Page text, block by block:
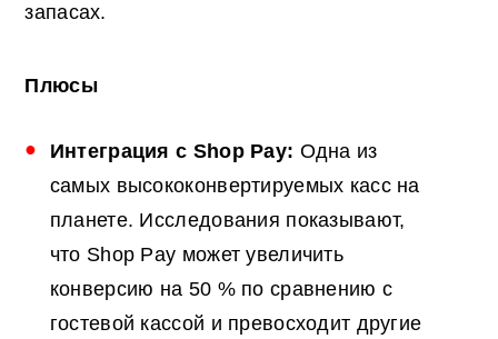
запасах.
Плюсы
Интеграция с Shop Pay: Одна из
самых высококонвертируемых касс на
планете. Исследования показывают,
что Shop Pay может увеличить
конверсию на 50 % по сравнению с
гостевой кассой и превосходит другие